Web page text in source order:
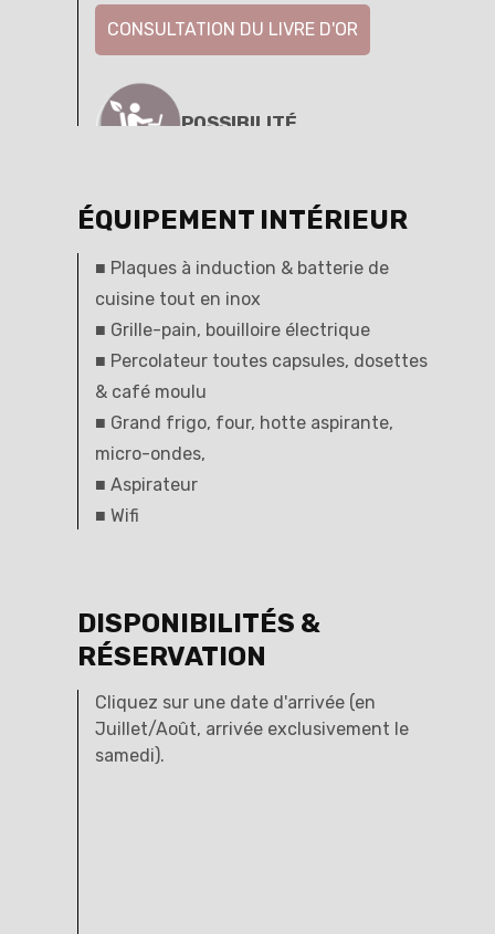
CONSULTATION DU LIVRE D'OR
POSSIBILITÉ
ÉQUIPEMENT INTÉRIEUR
■ Plaques à induction & batterie de
cuisine tout en inox
■ Grille-pain, bouilloire électrique
■ Percolateur toutes capsules, dosettes
& café moulu
■ Grand frigo, four, hotte aspirante,
micro-ondes,
■ Aspirateur
■ Wifi
DISPONIBILITÉS &
RÉSERVATION
Cliquez sur une date d'arrivée (en
Juillet/Août, arrivée exclusivement le
samedi).